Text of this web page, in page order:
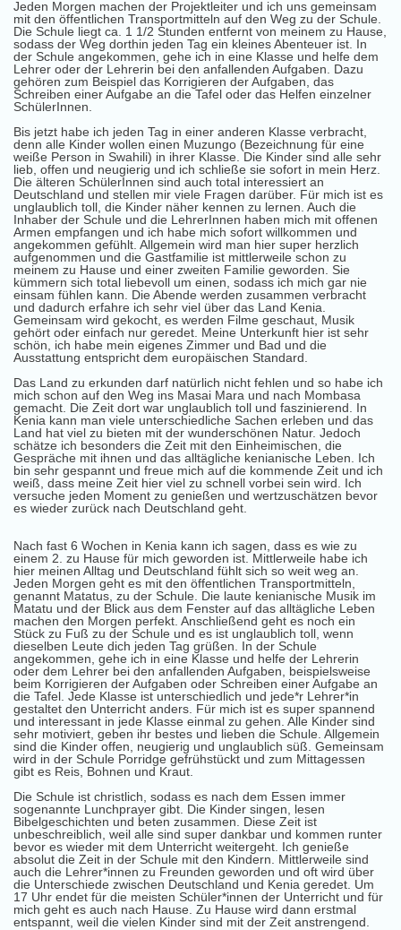
Jeden Morgen machen der Projektleiter und ich uns gemeinsam
mit den öffentlichen Transportmitteln auf den Weg zu der Schule.
Die Schule liegt ca. 1 1/2 Stunden entfernt von meinem zu Hause,
sodass der Weg dorthin jeden Tag ein kleines Abenteuer ist. In
der Schule angekommen, gehe ich in eine Klasse und helfe dem
Lehrer oder der Lehrerin bei den anfallenden Aufgaben. Dazu
gehören zum Beispiel das Korrigieren der Aufgaben, das
Schreiben einer Aufgabe an die Tafel oder das Helfen einzelner
SchülerInnen.
Bis jetzt habe ich jeden Tag in einer anderen Klasse verbracht,
denn alle Kinder wollen einen Muzungo (Bezeichnung für eine
weiße Person in Swahili) in ihrer Klasse. Die Kinder sind alle sehr
lieb, offen und neugierig und ich schließe sie sofort in mein Herz.
Die älteren SchülerInnen sind auch total interessiert an
Deutschland und stellen mir viele Fragen darüber. Für mich ist es
unglaublich toll, die Kinder näher kennen zu lernen. Auch die
Inhaber der Schule und die LehrerInnen haben mich mit offenen
Armen empfangen und ich habe mich sofort willkommen und
angekommen gefühlt. Allgemein wird man hier super herzlich
aufgenommen und die Gastfamilie ist mittlerweile schon zu
meinem zu Hause und einer zweiten Familie geworden. Sie
kümmern sich total liebevoll um einen, sodass ich mich gar nie
einsam fühlen kann. Die Abende werden zusammen verbracht
und dadurch erfahre ich sehr viel über das Land Kenia.
Gemeinsam wird gekocht, es werden Filme geschaut, Musik
gehört oder einfach nur geredet. Meine Unterkunft hier ist sehr
schön, ich habe mein eigenes Zimmer und Bad und die
Ausstattung entspricht dem europäischen Standard.
Das Land zu erkunden darf natürlich nicht fehlen und so habe ich
mich schon auf den Weg ins Masai Mara und nach Mombasa
gemacht. Die Zeit dort war unglaublich toll und faszinierend. In
Kenia kann man viele unterschiedliche Sachen erleben und das
Land hat viel zu bieten mit der wunderschönen Natur. Jedoch
schätze ich besonders die Zeit mit den Einheimischen, die
Gespräche mit ihnen und das alltägliche kenianische Leben. Ich
bin sehr gespannt und freue mich auf die kommende Zeit und ich
weiß, dass meine Zeit hier viel zu schnell vorbei sein wird. Ich
versuche jeden Moment zu genießen und wertzuschätzen bevor
es wieder zurück nach Deutschland geht.
Nach fast 6 Wochen in Kenia kann ich sagen, dass es wie zu
einem 2. zu Hause für mich geworden ist. Mittlerweile habe ich
hier meinen Alltag und Deutschland fühlt sich so weit weg an.
Jeden Morgen geht es mit den öffentlichen Transportmitteln,
genannt Matatus, zu der Schule. Die laute kenianische Musik im
Matatu und der Blick aus dem Fenster auf das alltägliche Leben
machen den Morgen perfekt. Anschließend geht es noch ein
Stück zu Fuß zu der Schule und es ist unglaublich toll, wenn
dieselben Leute dich jeden Tag grüßen. In der Schule
angekommen, gehe ich in eine Klasse und helfe der Lehrerin
oder dem Lehrer bei den anfallenden Aufgaben, beispielsweise
beim Korrigieren der Aufgaben oder Schreiben einer Aufgabe an
die Tafel. Jede Klasse ist unterschiedlich und jede*r Lehrer*in
gestaltet den Unterricht anders. Für mich ist es super spannend
und interessant in jede Klasse einmal zu gehen. Alle Kinder sind
sehr motiviert, geben ihr bestes und lieben die Schule. Allgemein
sind die Kinder offen, neugierig und unglaublich süß. Gemeinsam
wird in der Schule Porridge gefrühstückt und zum Mittagessen
gibt es Reis, Bohnen und Kraut.
Die Schule ist christlich, sodass es nach dem Essen immer
sogenannte Lunchprayer gibt. Die Kinder singen, lesen
Bibelgeschichten und beten zusammen. Diese Zeit ist
unbeschreiblich, weil alle sind super dankbar und kommen runter
bevor es wieder mit dem Unterricht weitergeht. Ich genieße
absolut die Zeit in der Schule mit den Kindern. Mittlerweile sind
auch die Lehrer*innen zu Freunden geworden und oft wird über
die Unterschiede zwischen Deutschland und Kenia geredet. Um
17 Uhr endet für die meisten Schüler*innen der Unterricht und für
mich geht es auch nach Hause. Zu Hause wird dann erstmal
entspannt, weil die vielen Kinder sind mit der Zeit anstrengend.